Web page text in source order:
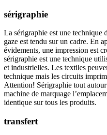
sérigraphie
La sérigraphie est une technique
gaze est tendu sur un cadre. En
évidements, une impression est
sérigraphie est une technique
et industrielles. Les textiles
technique mais les circuits
Attention! Sérigraphie tout
machine de marquage
identique sur tous les produits.
transfert